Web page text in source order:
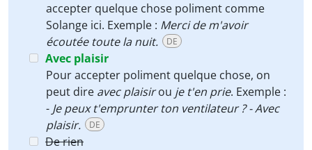
accepter quelque chose poliment comme
Solange ici. Exemple : Merci de m'avoir
écoutée toute la nuit.
DE
Avec plaisir
Pour accepter poliment quelque chose, on
peut dire avec plaisirou je t'en prie. Exemple :
- Je peux t'emprunter ton ventilateur ? - Avec
plaisir.
DE
De rien